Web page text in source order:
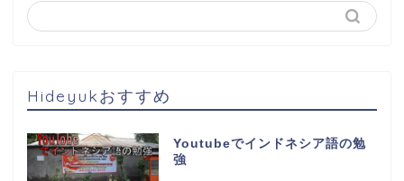
Hideyukおすすめ
Youtubeでインドネシア語の勉
強